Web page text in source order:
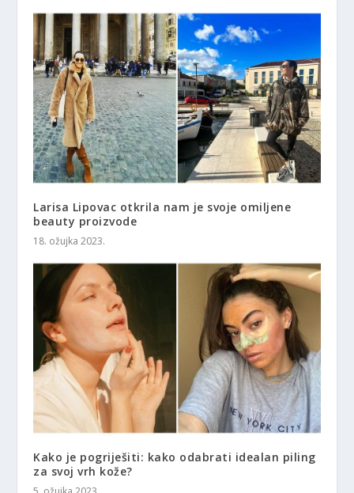
Larisa Lipovac otkrila nam je svoje omiljene
beauty proizvode
18. ožujka 2023.
Kako je pogriješiti: kako odabrati idealan piling
za svoj vrh kože?